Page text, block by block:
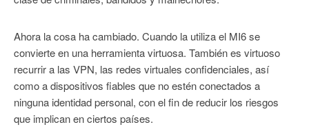
Ahora la cosa ha cambiado. Cuando la utiliza el MI6 se
convierte en una herramienta virtuosa. También es virtuoso
recurrir a las VPN, las redes virtuales confidenciales, así
como a dispositivos fiables que no estén conectados a
ninguna identidad personal, con el fin de reducir los riesgos
que implican en ciertos países.